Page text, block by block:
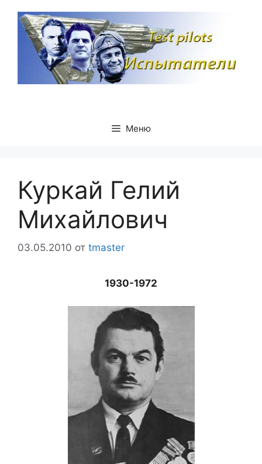
содержимому
Меню
Куркай Гелий
Михайлович
03.05.2010 от tmaster
1930-1972